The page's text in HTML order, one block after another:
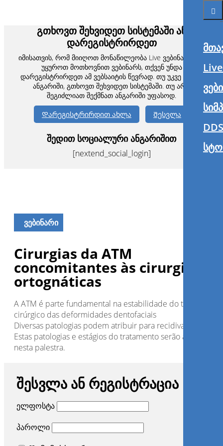
გთხოვთ შეხვიდეთ სისტემაში ან
დარეგისტრირდეთ
იმისათვის, რომ მიიღოთ მონაწილეობა Live ვებინარში ან
უყუროთ მოთხოვნით ვებინარს, თქვენ უნდა
დარეგისტრირდეთ ამ ვებსაიტის წევრად. თუ უკვე გაქვთ
ანგარიში, გთხოვთ შეხვიდეთ სისტემაში. თუ არა,
შეგიძლიათ შექმნათ ანგარიში უფასოდ.
Დარეგისტრირდით ახლა
Შესვლა
შედით სოციალური ანგარიშით
[nextend_social_login]
ᲕᲔᲑᲘᲜᲐᲠᲘ
Cirurgias da ATM
concomitantes às cirurgias
ortognáticas
A ATM é parte fundamental na estabilidade do tratamento
cirúrgico das deformidades dentofaciais
Diversas patologias podem atribuir para recidivas
Estas patologias e estágios do tratamento serão abordados
nesta palestra.
შესვლა ან რეგისტრაცია
ელფოსტა
პაროლი